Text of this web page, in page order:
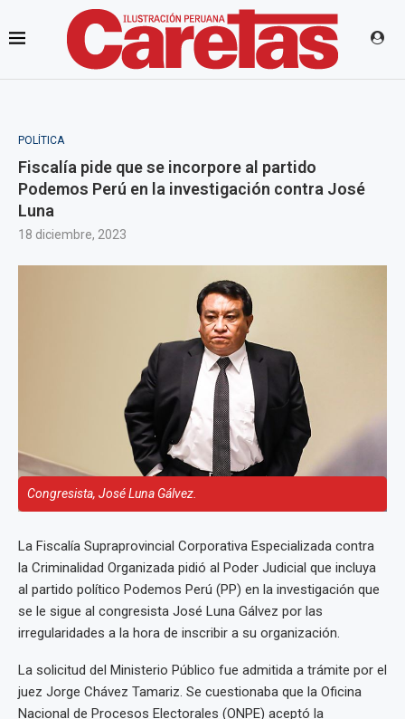
POLÍTICA
Fiscalía pide que se incorpore al partido
Podemos Perú en la investigación contra José
Luna
18 diciembre, 2023
Congresista, José Luna Gálvez.
La Fiscalía Supraprovincial Corporativa Especializada contra
la Criminalidad Organizada pidió al Poder Judicial que incluya
al partido político Podemos Perú (PP) en la investigación que
se le sigue al congresista José Luna Gálvez por las
irregularidades a la hora de inscribir a su organización.
La solicitud del Ministerio Público fue admitida a trámite por el
juez Jorge Chávez Tamariz. Se cuestionaba que la Oficina
Nacional de Procesos Electorales (ONPE) aceptó la